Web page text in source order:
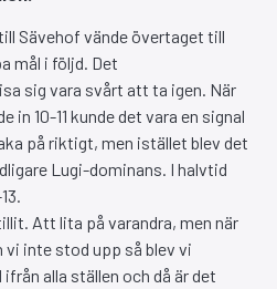
Sävehof vände övertaget till
mål i följd. Det
sig vara svårt att ta igen. När
in 10-11 kunde det vara en signal
på riktigt, men istället blev det
Lugi-dominans. I halvtid
Att lita på varandra, men när
vi inte stod upp så blev vi
alla ställen och då är det